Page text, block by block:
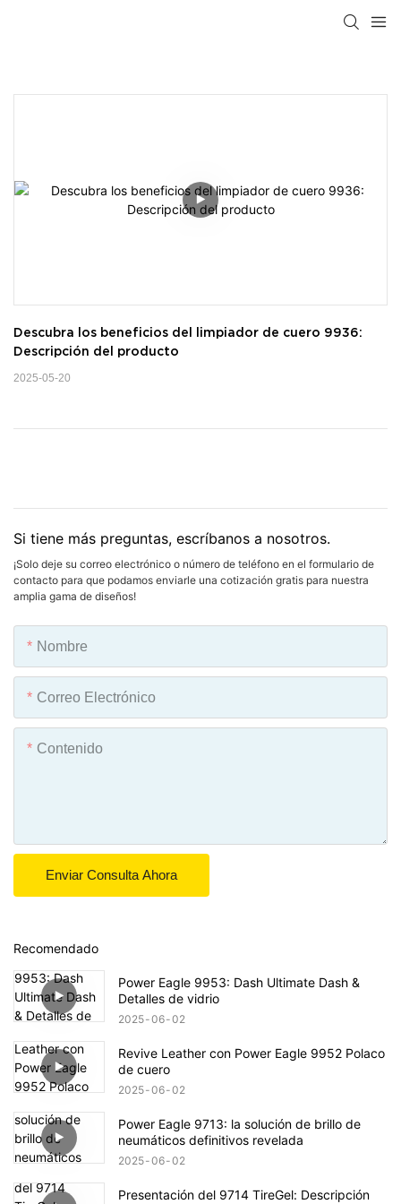
Descubra los beneficios del limpiador de cuero 9936:
Descripción del producto
2025-05-20
Si tiene más preguntas, escríbanos a nosotros.
¡Solo deje su correo electrónico o número de teléfono en el formulario de
contacto para que podamos enviarle una cotización gratis para nuestra
amplia gama de diseños!
Nombre
Correo Electrónico
Contenido
Enviar Consulta Ahora
Recomendado
Power Eagle 9953: Dash Ultimate Dash &
Detalles de vidrio
2025 06 02
Revive Leather con Power Eagle 9952 Polaco
de cuero
2025 06 02
Power Eagle 9713: la solución de brillo de
neumáticos definitivos revelada
2025 06 02
Presentación del 9714 TireGel: Descripción